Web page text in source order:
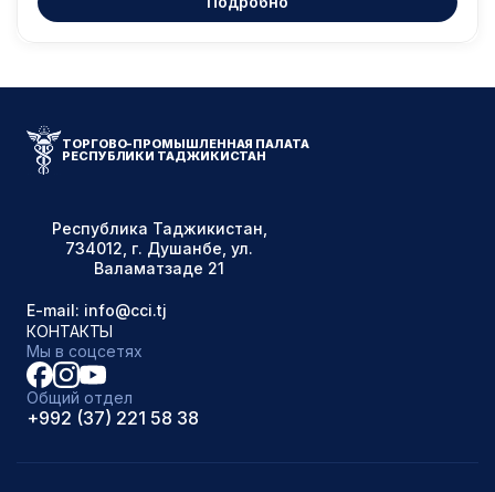
ТОРГОВО-ПРОМЫШЛЕННАЯ ПАЛАТА
РЕСПУБЛИКИ ТАДЖИКИСТАН
Республика Таджикистан,
734012, г. Душанбе, ул.
Валаматзаде 21
E-mail: info@cci.tj
КОНТАКТЫ
Мы в соцсетях
Общий отдел
+992 (37) 221 58 38